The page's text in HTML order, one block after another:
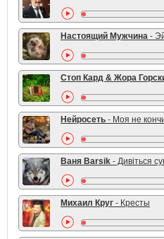
Настоящий Мужчина -
Стоп Кард & Жора
Нейросеть - Моя не
Ваня Barsik - Дивіться
Михаил Круг - Кресты